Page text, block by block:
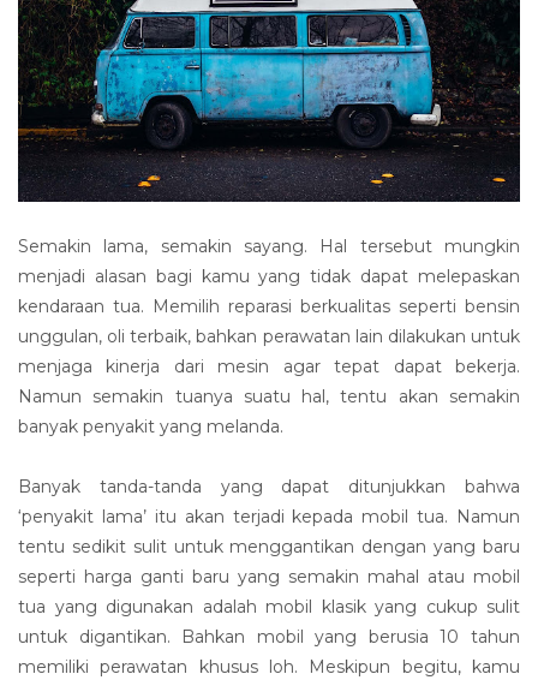
Semakin lama, semakin sayang. Hal tersebut mungkin
menjadi alasan bagi kamu yang tidak dapat melepaskan
kendaraan tua. Memilih reparasi berkualitas seperti bensin
unggulan, oli terbaik, bahkan perawatan lain dilakukan untuk
menjaga kinerja dari mesin agar tepat dapat bekerja.
Namun semakin tuanya suatu hal, tentu akan semakin
banyak penyakit yang melanda.
Banyak tanda-tanda yang dapat ditunjukkan bahwa
‘penyakit lama’ itu akan terjadi kepada mobil tua. Namun
tentu sedikit sulit untuk menggantikan dengan yang baru
seperti harga ganti baru yang semakin mahal atau mobil
tua yang digunakan adalah mobil klasik yang cukup sulit
untuk digantikan. Bahkan mobil yang berusia 10 tahun
memiliki perawatan khusus loh. Meskipun begitu, kamu